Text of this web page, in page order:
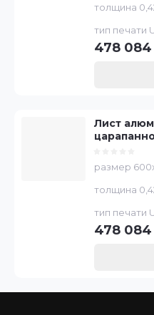
толщина
тип печати
478 084
Лист
размер
толщина
тип печати
478 084